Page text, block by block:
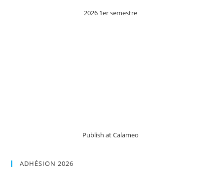
2026 1er semestre
Publish at Calameo
ADHÉSION 2026